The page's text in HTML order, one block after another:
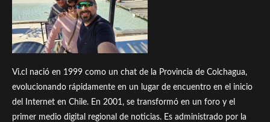
Vi.cl nació en 1999 como un chat de la Provincia de Colchagua,
evolucionando rápidamente en un lugar de encuentro en el inicio
del Internet en Chile. En 2001, se transformó en un foro y el
primer medio digital regional de noticias. Es administrado por la